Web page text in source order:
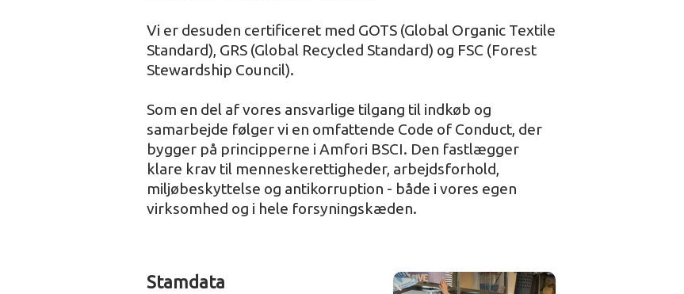
Vi er desuden certificeret med GOTS (Global Organic Textile
Standard), GRS (Global Recycled Standard) og FSC (Forest
Stewardship Council).
Som en del af vores ansvarlige tilgang til indkøb og
samarbejde følger vi en omfattende Code of Conduct, der
bygger på principperne i Amfori BSCI. Den fastlægger
klare krav til menneskerettigheder, arbejdsforhold,
miljøbeskyttelse og antikorruption - både i vores egen
virksomhed og i hele forsyningskæden.
Stamdata